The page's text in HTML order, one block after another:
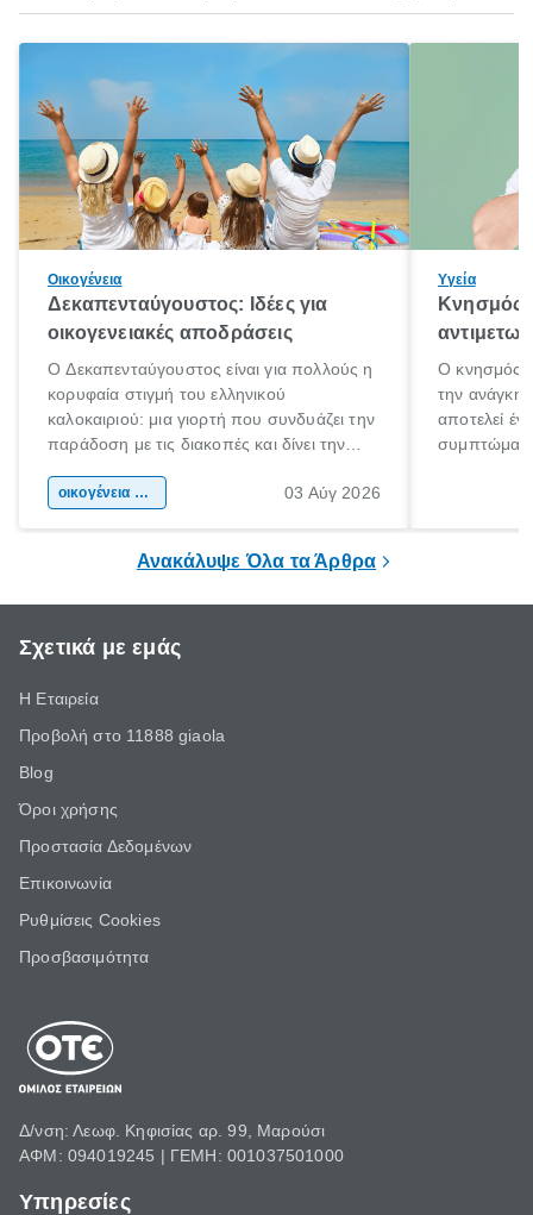
Οικογένεια
Δεκαπενταύγουστος: Ιδέες για
οικογενειακές αποδράσεις
Ο Δεκαπενταύγουστος είναι για πολλούς η
κορυφαία στιγμή του ελληνικού
καλοκαιριού: μια γιορτή που συνδυάζει την
παράδοση με τις διακοπές και δίνει την
χώρας. Είτε πρόκειται για λίγες μέρες
οικογένεια & παιδί 03 Αύγ 2026
Υγεία
Κνησμός:
Ο κνησμός
την ανάγκη
αποτελεί
Ανακάλυψε Όλα τα Άρθρα
Σχετικά με εμάς
Η Εταιρεία
Προβολή στο 11888 giaola
Blog
Όροι χρήσης
Προστασία Δεδομένων
Επικοινωνία
Ρυθμίσεις Cookies
Προσβασιμότητα
Δ/νση: Λεωφ. Κηφισίας αρ. 99, Μαρούσι
ΑΦΜ: 094019245 | ΓΕΜΗ: 001037501000
Υπηρεσίες